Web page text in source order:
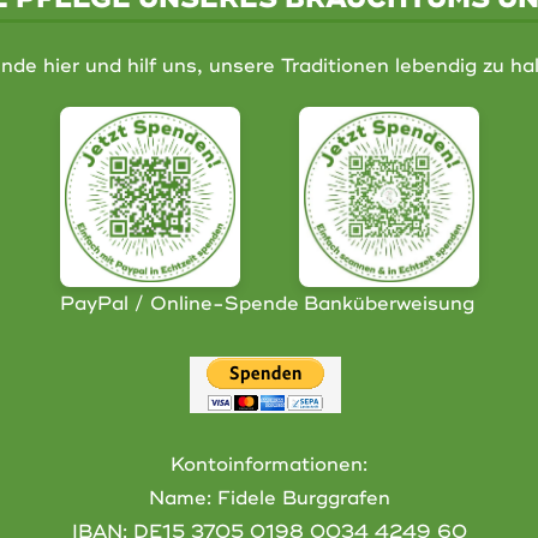
hier und hilf uns, unsere Traditionen lebendig zu
PayPal / Online-Spende Banküberweisung
Kontoinformationen:
Name: Fidele Burggrafen
IBAN: DE15 3705 0198 0034 4249 60